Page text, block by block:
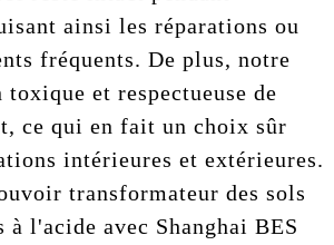
ainsi les réparations ou
fréquents. De plus, notre
et respectueuse de
ce qui en fait un choix sûr
intérieures et extérieures.
transformateur des sols
à l'acide avec Shanghai BES